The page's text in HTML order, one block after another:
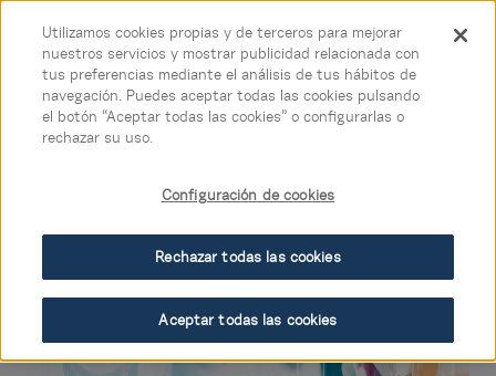
Acceso
Utilizamos cookies propias y de terceros para mejorar
nuestros servicios y mostrar publicidad relacionada con
tus preferencias mediante el análisis de tus hábitos de
navegación. Puedes aceptar todas las cookies pulsando
el botón “Aceptar todas las cookies” o configurarlas o
rechazar su uso.
Configuración de cookies
Rechazar todas las cookies
Aceptar todas las cookies